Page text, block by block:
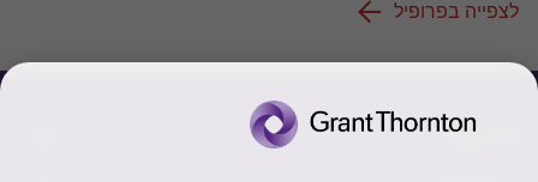
לצפייה בפרופיל
צור קשר